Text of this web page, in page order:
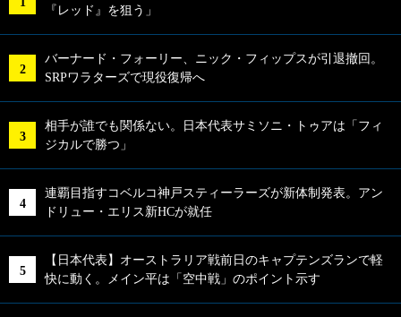
『レッド』を狙う」
バーナード・フォーリー、ニック・フィップスが引退撤回。
SRPワラターズで現役復帰へ
相手が誰でも関係ない。日本代表サミソニ・トゥアは「フィ
ジカルで勝つ」
連覇目指すコベルコ神戸スティーラーズが新体制発表。アン
ドリュー・エリス新HCが就任
【日本代表】オーストラリア戦前日のキャプテンズランで軽
快に動く。メイン平は「空中戦」のポイント示す